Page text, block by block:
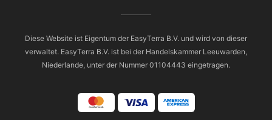
Diese Website ist Eigentum der EasyTerra B.V. und wird von dieser
verwaltet. EasyTerra B.V. ist bei der Handelskammer Leeuwarden,
Niederlande, unter der Nummer 01104443 eingetragen.